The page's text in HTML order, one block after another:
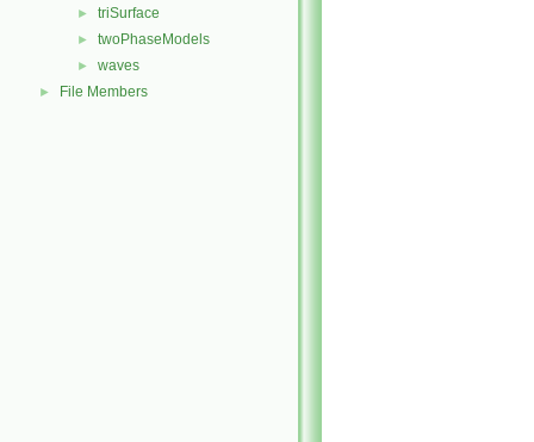
► triSurface
► twoPhaseModels
► waves
► File Members